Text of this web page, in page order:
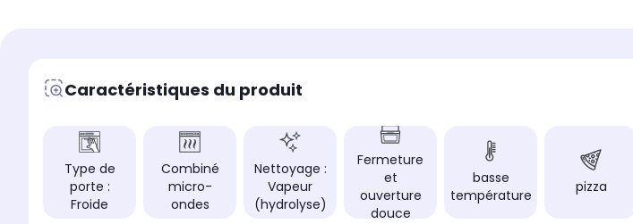
Caractéristiques du produit
Type de
porte :
Froide
Combiné
micro-
ondes
Nettoyage :
Vapeur
(hydrolyse)
Fermeture
et
ouverture
douce
basse
température
pizza